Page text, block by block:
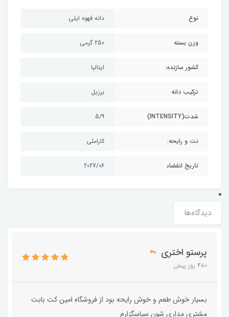
نوع دانه قهوه ایلی
وزن بسته 250 گرمی
کشور سازنده: ایتالیا
ترکیب دانه برزیل
شدت(INTENSITY) 5/9
نت و رایحه: کاراملی
تاریخ انقضاء 2027/06
دیدگاه‌ها
پرستو اختری
480 روز پیش
بسیار خوش طعم و خوش رایحه بود از فروشگاه امین کت بابت
مشتری مداری شون سپاسگزارم